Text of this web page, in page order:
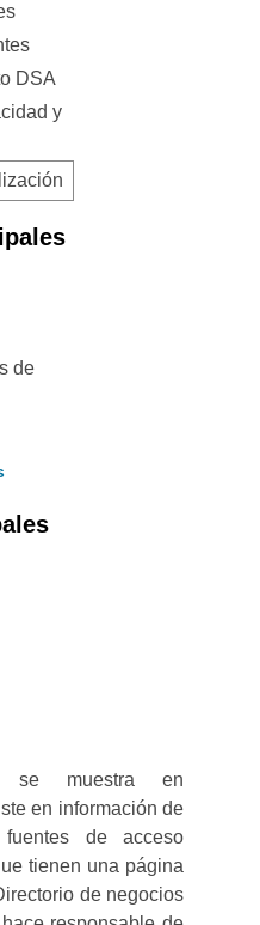
DSA
y
de
se muestra en
en información de
de acceso
tienen una página
de negocios